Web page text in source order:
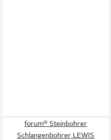
forum® Steinbohrer
Schlangenbohrer LEWIS